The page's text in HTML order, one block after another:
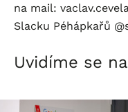
na mail:
Slacku Péhápkařů
Uvidíme se